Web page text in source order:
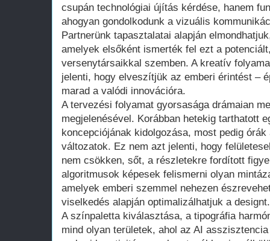
csupán technológiai újítás kérdése, hanem
ahogyan gondolkodunk a vizuális
Partnerünk tapasztalatai alapján
amelyek elsőként ismerték fel ezt a
versenytársaikkal szemben. A kreatív
jelenti, hogy elveszítjük az emberi érintést –
marad a valódi innovációra.
A tervezési folyamat gyorsasága drámaian
megjelenésével. Korábban hetekig tarthatott
koncepciójának kidolgozása, most pedig
változatok. Ez nem azt jelenti, hogy
nem csökken, sőt, a részletekre fordított
algoritmusok képesek felismerni olyan
amelyek emberi szemmel nehezen
viselkedés alapján optimalizálhatjuk a designt.
A színpaletta kiválasztása, a tipográfia
mind olyan területek, ahol az AI